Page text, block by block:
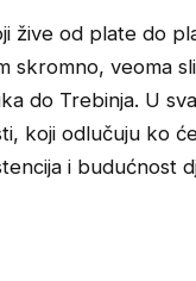
žive od plate do
skromno, veoma
do Trebinja. U
koji odlučuju ko
i budućnost